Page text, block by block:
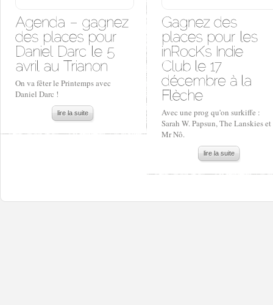
On va fêter le Printemps avec
Daniel Darc !
lire la suite
Avec une prog qu'on surkiffe :
Sarah W. Papsun, The Lanskies et
Mr Nô.
lire la suite